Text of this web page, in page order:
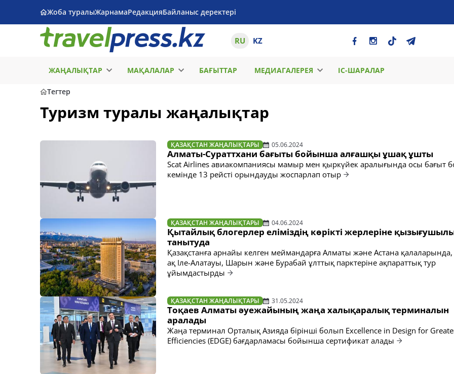
Жоба туралыЖарнамаРедакцияБайланыс деректері
RU KZ
ЖАҢАЛЫҚТАР МАҚАЛАЛАР БАҒЫТТАР МЕДИАГАЛЕРЕЯ ІС-ШАРАЛАР
Тегтер
Туризм туралы жаңалықтар
ҚАЗАҚСТАН ЖАҢАЛЫҚТАРЫ 05.06.2024
Алматы-Сураттхани бағыты бойынша алғашқы ұшақ ұшты
Scat Airlines авиакомпаниясы мамыр мен қыркүйек аралығында осы бағыт
кемінде 13 рейсті орындауды жоспарлап отыр
ҚАЗАҚСТАН ЖАҢАЛЫҚТАРЫ 04.06.2024
Қытайлық блогерлер еліміздің көрікті жерлеріне
танытуда
Қазақстанға арнайы келген меймандарға Алматы және Астана
ақ Іле-Алатауы, Шарын және Бурабай ұлттық парктеріне ақпараттық тур
ұйымдастырды
ҚАЗАҚСТАН ЖАҢАЛЫҚТАРЫ 31.05.2024
Тоқаев Алматы әуежайының жаңа халықаралық терминалын
аралады
Жаңа терминал Орталық Азияда бірінші болып Excellence in Design for
Efficiencies (EDGE) бағдарламасы бойынша сертификат алады